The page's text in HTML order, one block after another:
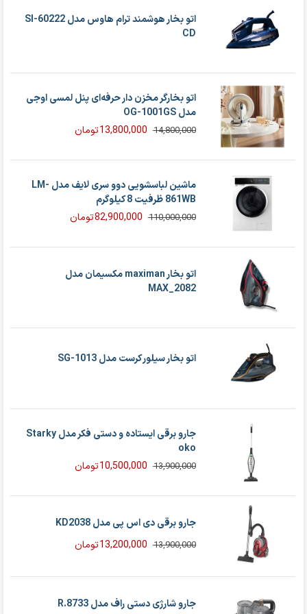
اتو بخار هوشمند ترام هاوس مدل SI-60222
CD
اتو بخارگر مخزن‌ دار حرفه‌ای پنل لمسی اوجی
مدل OG-1001GS
14,800,000
قیمت
بود.
13,800,000تومان
قیمت
است.
ماشین لباسشویی دوو سری لایف مدل LM-
861WB ظرفیت 8 کیلوگرم
110,000,000
قیمت
بود.
82,900,000تومان
قیمت
است.
اتو بخار maximan مکسیمان مدل
MAX_2082
اتو بخار سیلور کرست مدل SG-1013
جارو برقی ایستاده و دستی فکر مدل Starky
oko
13,900,000
قیمت
بود.
10,500,000تومان
قیمت
است.
جارو برقی دی اس پی مدل KD2038
13,900,000
قیمت
13,900,000 تومان
13,200,000تومان
قیمت
13,200,000 تومان
جارو شارژی دستی راف مدل R.8733